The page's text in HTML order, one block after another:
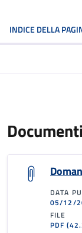
INDICE DELLA
Documenti
DATA
05/12/
FILE
PDF